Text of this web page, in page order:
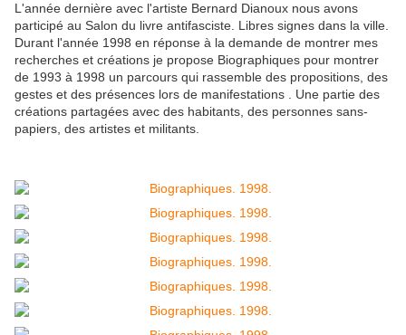
L'année dernière avec l'artiste Bernard Dianoux nous avons
participé au Salon du livre antifasciste. Libres signes dans la ville.
Durant l'année 1998 en réponse à la demande de montrer mes
recherches et créations je propose Biographiques pour montrer
de 1993 à 1998 un parcours qui rassemble des propositions, des
gestes et des présences lors de manifestations . Une partie des
créations partagées avec des habitants, des personnes sans-
papiers, des artistes et militants.